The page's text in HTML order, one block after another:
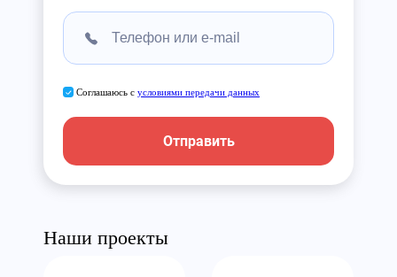
Соглашаюсь с условиями передачи данных
Отправить
Наши проекты